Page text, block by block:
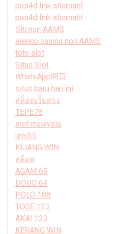
pos4d link alternatif
pos4d link alternatif
Siti non AAMS
elenco casino non AAMS
toto slot
Situs Slot
WhatsApp网页
situs baru hari ini
สล็อตเว็บตรง
TEPE78
slot malaysia
umi55
KIJANG WIN
สล็อต
AGAM 69
DODO 69
POLO 188
TOGE 123
AKAI 123
KERANG WIN